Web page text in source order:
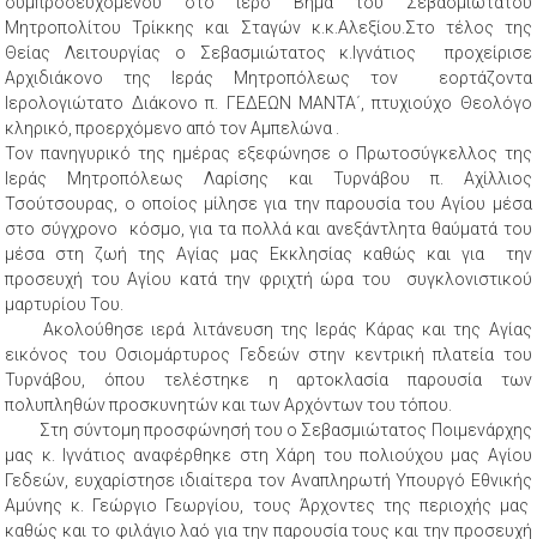
Μητροπολίτου Τρίκκης και Σταγών κ.κ.Αλεξίου.Στο τέλος της
Θείας Λειτουργίας ο Σεβασμιώτατος κ.Ιγνάτιος προχείρισε
Αρχιδιάκονο της Ιεράς Μητροπόλεως τον εορτάζοντα
Ιερολογιώτατο Διάκονο π. ΓΕΔΕΩΝ ΜΑΝΤΑ΄, πτυχιούχο Θεολόγο
κληρικό, προερχόμενο από τον Αμπελώνα .
Τον πανηγυρικό της ημέρας εξεφώνησε ο Πρωτοσύγκελλος της
Ιεράς Μητροπόλεως Λαρίσης και Τυρνάβου π. Αχίλλιος
Τσούτσουρας, ο οποίος μίλησε για την παρουσία του Αγίου μέσα
στο σύγχρονο κόσμο, για τα πολλά και ανεξάντλητα θαύματά του
μέσα στη ζωή της Αγίας μας Εκκλησίας καθώς και για την
προσευχή του Αγίου κατά την φριχτή ώρα του συγκλονιστικού
μαρτυρίου Του.
Ακολούθησε ιερά λιτάνευση της Ιεράς Κάρας και της Αγίας
εικόνος του Οσιομάρτυρος Γεδεών στην κεντρική πλατεία του
Τυρνάβου, όπου τελέστηκε η αρτοκλασία παρουσία των
πολυπληθών προσκυνητών και των Αρχόντων του τόπου.
Στη σύντομη προσφώνησή του ο Σεβασμιώτατος Ποιμενάρχης
μας κ. Ιγνάτιος αναφέρθηκε στη Χάρη του πολιούχου μας Αγίου
Γεδεών, ευχαρίστησε ιδιαίτερα τον Αναπληρωτή Υπουργό Εθνικής
Αμύνης κ. Γεώργιο Γεωργίου, τους Άρχοντες της περιοχής μας
καθώς και το φιλάγιο λαό για την παρουσία τους και την προσευχή